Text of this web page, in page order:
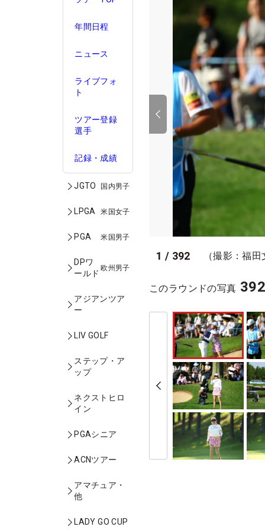
年間日程
ニュース
ライブフォ
ト
ツアー登録
選手
記録・成績
JGTO 国内男子
LPGA 米国女子
PGA 米国男子
DPワ
ールド
欧州男子
アジアンツア
ー
LIV GOLF
ステップ・ア
ップ
ネクストヒロ
イン
PGAシニア
ACNツアー
アマチュア・
他
LADY GO CUP
1 / 392 （撮影：福
このラウンドの写真